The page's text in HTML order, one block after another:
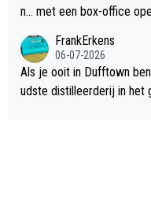
n... met een box-office
FrankErkens
06-07-2026
Als je ooit in Dufftown
udste distilleerderij in het